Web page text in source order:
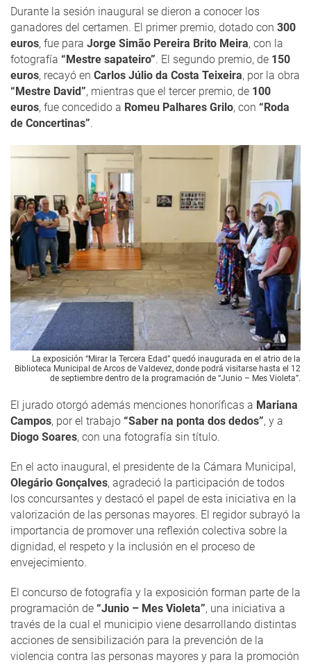
Durante la sesión inaugural se dieron a conocer los
ganadores del certamen. El primer premio, dotado con 300
euros, fue para Jorge Simão Pereira Brito Meira, con la
fotografía “Mestre sapateiro”. El segundo premio, de 150
euros, recayó en Carlos Júlio da Costa Teixeira, por la obra
“Mestre David”, mientras que el tercer premio, de 100
euros, fue concedido a Romeu Palhares Grilo, con “Roda
de Concertinas”.
La exposición “Mirar la Tercera Edad” quedó inaugurada en el atrio de la
Biblioteca Municipal de Arcos de Valdevez, donde podrá visitarse hasta el 12
de septiembre dentro de la programación de “Junio – Mes Violeta”.
El jurado otorgó además menciones honoríficas a Mariana
Campos, por el trabajo “Saber na ponta dos dedos”, y a
Diogo Soares, con una fotografía sin título.
En el acto inaugural, el presidente de la Cámara Municipal,
Olegário Gonçalves, agradeció la participación de todos
los concursantes y destacó el papel de esta iniciativa en la
valorización de las personas mayores. El regidor subrayó la
importancia de promover una reflexión colectiva sobre la
dignidad, el respeto y la inclusión en el proceso de
envejecimiento.
El concurso de fotografía y la exposición forman parte de la
programación de “Junio – Mes Violeta”, una iniciativa a
través de la cual el municipio viene desarrollando distintas
acciones de sensibilización para la prevención de la
violencia contra las personas mayores y para la promoción